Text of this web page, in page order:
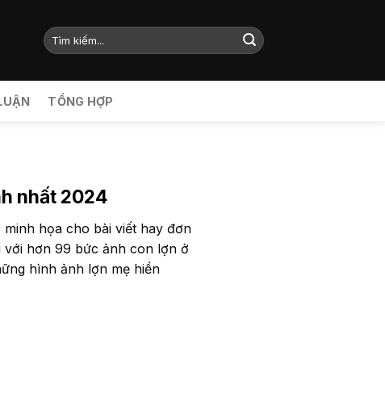
TỔNG HỢP
nhất 2024
họa cho bài viết hay đơn
với hơn 99 bức ảnh con lợn ở
hình ảnh lợn mẹ hiền